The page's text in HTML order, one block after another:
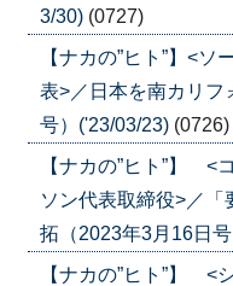
3/30) (0727)
【ナカの”ヒト”】<
表>／日本を南カリフ
号）('23/03/23) (0726)
【ナカの”ヒト”】 <
ソン代表取締役>／「
拓（2023年3月16日
【ナカの”ヒト”】 <